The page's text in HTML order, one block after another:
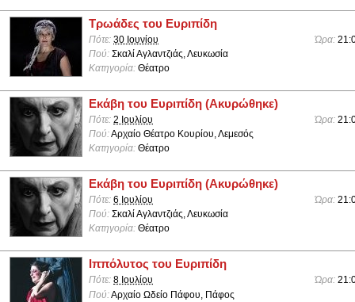
Τρωάδες του Ευριπίδη
Πότε: 30 Ιουνίου Ώρα:
Πού: Σκαλί Αγλαντζιάς, Λευκωσία
Κατηγορία: Θέατρο
Εκάβη του Ευριπίδη (Ακυρώθηκε)
Πότε: 2 Ιουλίου Ώρα:
Πού:Αρχαίο Θέατρο Κουρίου, Λεμεσός
Κατηγορία: Θέατρο
Εκάβη του Ευριπίδη (Ακυρώθηκε)
Πότε: 6 Ιουλίου Ώρα:
Πού: Σκαλί Αγλαντζιάς, Λευκωσία
Κατηγορία: Θέατρο
Ιππόλυτος του Ευριπίδη
Πότε: 8 Ιουλίου Ώρα:
Πού:Αρχαίο Ωδείο Πάφου, Πάφος